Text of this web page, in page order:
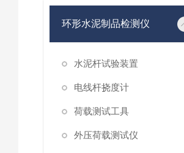
环形水泥制品检测仪
水泥杆试验装置
电线杆挠度计
荷载测试工具
外压荷载测试仪